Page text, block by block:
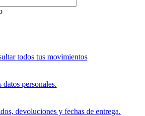
todos tus movimientos
personales.
devoluciones y fechas de entrega.